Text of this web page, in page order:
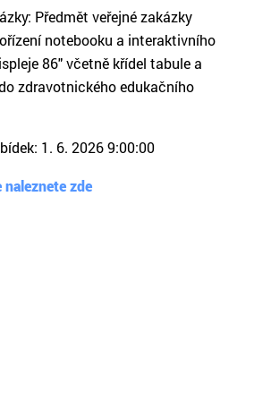
Předmět veřejné zakázky
notebooku a interaktivního
86" včetně křídel tabule a
zdravotnického edukačního
1. 6. 2026 9:00:00
zde